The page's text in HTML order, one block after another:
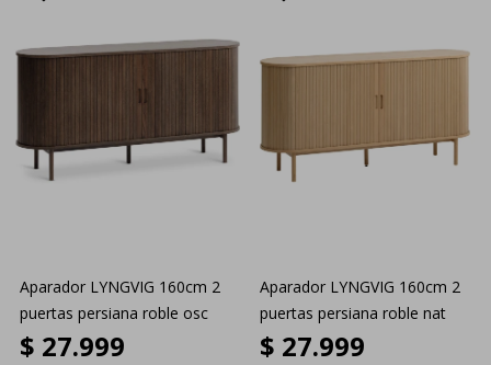
Aparador LYNGVIG 160cm 2
puertas persiana roble osc
$ 27.999
Aparador LYNGVIG 160cm 2
puertas persiana roble nat
$ 27.999